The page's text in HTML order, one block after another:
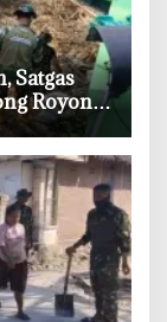
Satgas
Royong